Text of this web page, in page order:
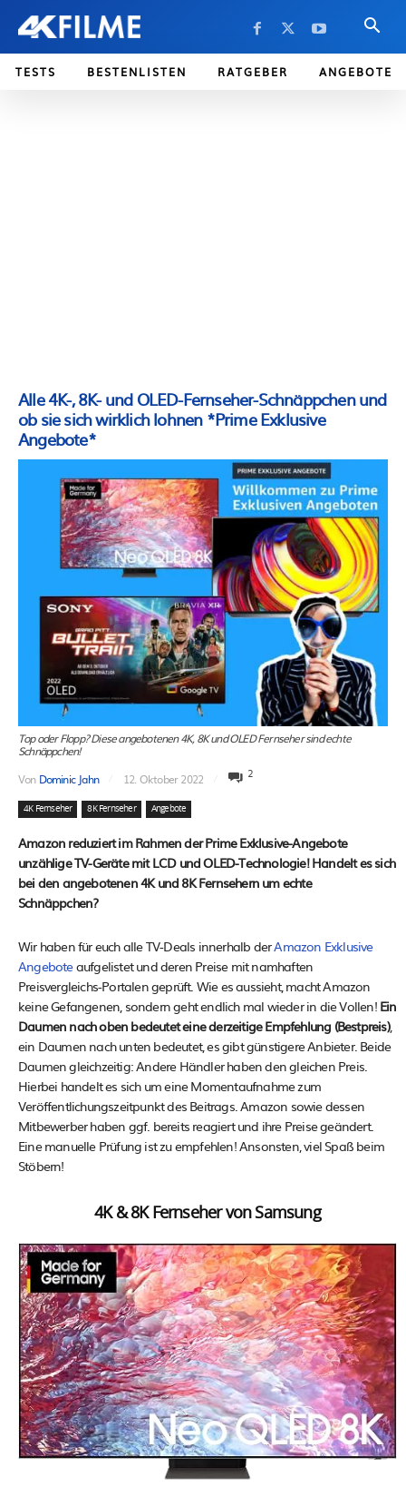
TESTS BESTENLISTEN RATGEBER ANGEBOTE
Alle 4K-, 8K- und OLED-Fernseher-Schnäppchen und
ob sie sich wirklich lohnen *Prime Exklusive
Angebote*
Top oder Flopp? Diese angebotenen 4K, 8K und OLED Fernseher sind echte
Schnäppchen!
Von Dominic Jahn 12. Oktober 2022 2
4K Fernseher 8K Fernseher Angebote
Amazon reduziert im Rahmen der Prime Exklusive-Angebote
unzählige TV-Geräte mit LCD und OLED-Technologie! Handelt es sich
bei den angebotenen 4K und 8K Fernsehern um echte
Schnäppchen?
Wir haben für euch alle TV-Deals innerhalb derAmazon Exklusive
Angeboteaufgelistet und deren Preise mit namhaften
Preisvergleichs-Portalen geprüft. Wie es aussieht, macht Amazon
keine Gefangenen, sondern geht endlich mal wieder in die Vollen!Ein
Daumen nach oben bedeutet eine derzeitige Empfehlung (Bestpreis),
ein Daumen nach unten bedeutet, es gibt günstigere Anbieter. Beide
Daumen gleichzeitig: Andere Händler haben den gleichen Preis.
Hierbei handelt es sich um eine Momentaufnahme zum
Veröffentlichungszeitpunkt des Beitrags. Amazon sowie dessen
Mitbewerber haben ggf. bereits reagiert und ihre Preise geändert.
Eine manuelle Prüfung ist zu empfehlen! Ansonsten, viel Spaß beim
Stöbern!
4K & 8K Fernseher von Samsung